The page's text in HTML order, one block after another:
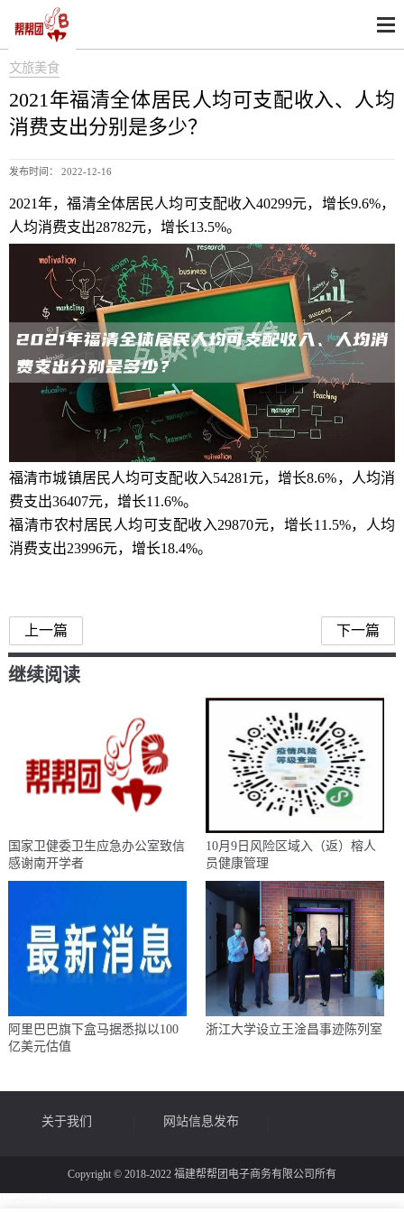
文旅美食
2021年福清全体居民人均可支配收入、人均
消费支出分别是多少？
发布时间： 2022-12-16
2021年，福清全体居民人均可支配收入40299元，增长9.6%，
人均消费支出28782元，增长13.5%。
福清市城镇居民人均可支配收入54281元，增长8.6%，人均消
费支出36407元，增长11.6%。
福清市农村居民人均可支配收入29870元，增长11.5%，人均
消费支出23996元，增长18.4%。
上一篇 下一篇
继续阅读
国家卫健委卫生应急办公室致信
感谢南开学者
10月9日风险区域入（返）榕人
员健康管理
阿里巴巴旗下盒马据悉拟以100
亿美元估值
浙江大学设立王淦昌事迹陈列室
关于我们 网站信息发布
Copyright © 2018-2022 福建帮帮团电子商务有限公司所有